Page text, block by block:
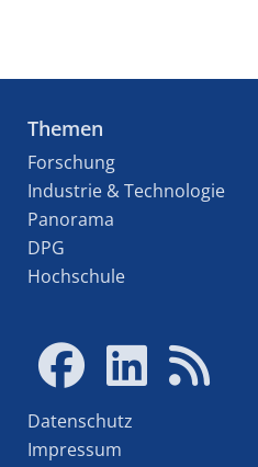
Themen
Forschung
Industrie & Technologie
Panorama
DPG
Hochschule
Datenschutz
Impressum